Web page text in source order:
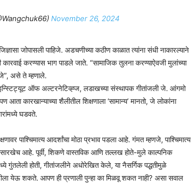
November 26, 2024
जोपासली पाहिजे. अडचणीच्या कठीण काळात त्यांना संधी नाकारल्याने
करण्यास भाग पाडले जाते. “सामाजिक तुलना करण्याऐवजी मुलांच्या
असे ते म्हणाले.
इन्स्टिट्यूट ऑफ अल्टरनेटिव्ह्ज, लडाखच्या संस्थापक गीतांजली जे. आंगमो
कारखान्याच्या शैलीतील शिक्षणाला ‘सामान्य’ मानतो, जे लोकांना
घडवते.
पाश्चिमात्य आदर्शांचा मोठा प्रभाव पडला आहे. गंमत म्हणजे, पाश्चिमात्य
आहे. पूर्वी, शिकणे वास्तविक आणि तल्लख होते-मुले काल्पनिक
गुंतलेली होती, गीतांजलीने अधोरेखित केले, या नैसर्गिक पद्धतीमुळे
येऊ शकते. आपण ही प्रणाली पुन्हा का मिळवू शकत नाही? असा सवाल